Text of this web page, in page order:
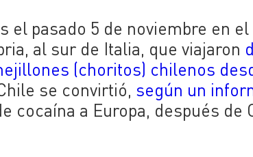
el pasado 5 de noviembre en el
al sur de Italia, que viajaron
(choritos) chilenos
se convirtió, según un
cocaína a Europa, después de